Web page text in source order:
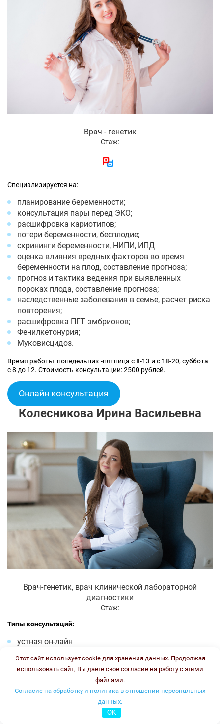
Врач - генетик
Стаж:
Специализируется на:
планирование беременности;
консультация пары перед ЭКО;
расшифровка кариотипов;
потери беременности, бесплодие;
скрининги беременности, НИПИ, ИПД
оценка влияния вредных факторов во время
беременности на плод, составление прогноза;
прогноз и тактика ведения при выявленных
пороках плода, составление прогноза;
наследственные заболевания в семье, расчет риска
повторения;
расшифровка ПГТ эмбрионов;
Фенилкетонурия;
Муковисцидоз.
Время работы: понедельник -пятница с 8-13 и с 18-20, суббота
с 8 до 12. Стоимость консультации: 2500 рублей.
Онлайн консультация
Колесникова Ирина Васильевна
Врач-генетик, врач клинической лабораторной
диагностики
Стаж:
Типы консультаций:
устная он-лайн
письменная офлайн
3500 рублей
График работы:ПН, ВТ, ЧТ, ПТ с 16.00 до 18.00
Онлайн консультация
Этот сайт использует cookie для хранения данных. Продолжая
использовать сайт, Вы даете свое согласие на работу с этими
файлами.
Согласие на обработку и политика в отношении персональных
данных.
OK